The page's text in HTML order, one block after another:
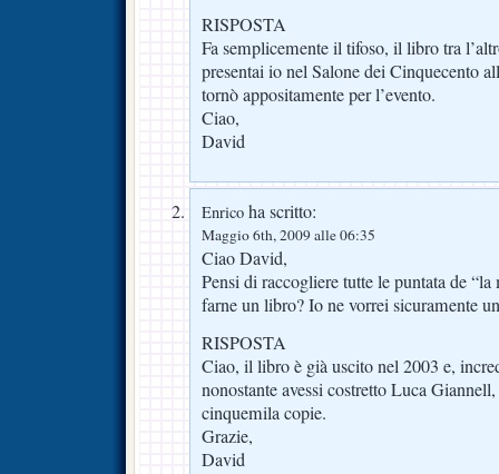
RISPOSTA
Fa semplicemente il tifoso, il libro tra
presentai io nel Salone dei Cinquecento
tornò appositamente per l’evento.
Ciao,
David
Enrico ha scritto:
Maggio 6th, 2009 alle 06:35
Ciao David,
Pensi di raccogliere tutte le puntata de
farne un libro? Io ne vorrei sicuramente
RISPOSTA
Ciao, il libro è già uscito nel 2003 e,
nonostante avessi costretto Luca
cinquemila copie.
Grazie,
David